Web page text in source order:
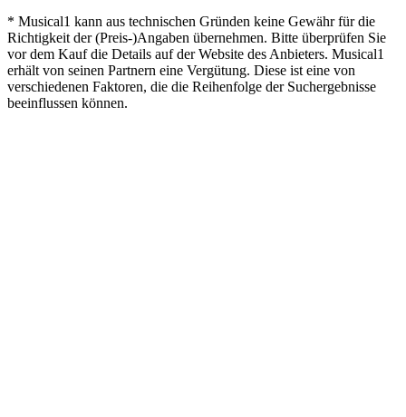
* Musical1 kann aus technischen Gründen keine Gewähr für die
Richtigkeit der (Preis-)Angaben übernehmen. Bitte überprüfen Sie
vor dem Kauf die Details auf der Website des Anbieters. Musical1
erhält von seinen Partnern eine Vergütung. Diese ist eine von
verschiedenen Faktoren, die die Reihenfolge der Suchergebnisse
beeinflussen können.